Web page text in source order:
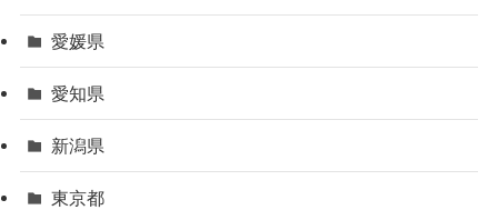
愛媛県
愛知県
新潟県
東京都